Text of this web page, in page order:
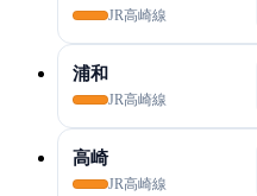
JR高崎線
浦和
JR高崎線
高崎
JR高崎線